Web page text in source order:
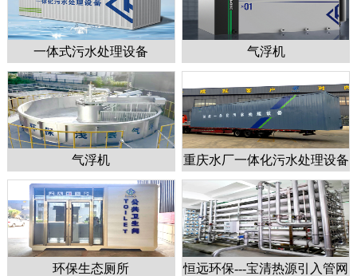
1
一体式污水处理设备 气浮机
气浮机 重庆水厂一体化污水处理设备
环保生态厕所
恒远环保---宝清热源引入管网